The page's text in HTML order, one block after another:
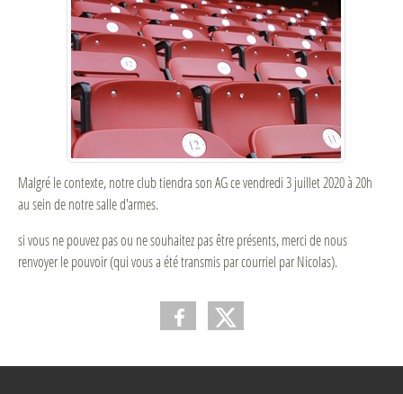
Malgré le contexte, notre club tiendra son AG ce vendredi 3 juillet 2020 à 20h
au sein de notre salle d'armes.
si vous ne pouvez pas ou ne souhaitez pas être présents, merci de nous
renvoyer le pouvoir (qui vous a été transmis par courriel par Nicolas).